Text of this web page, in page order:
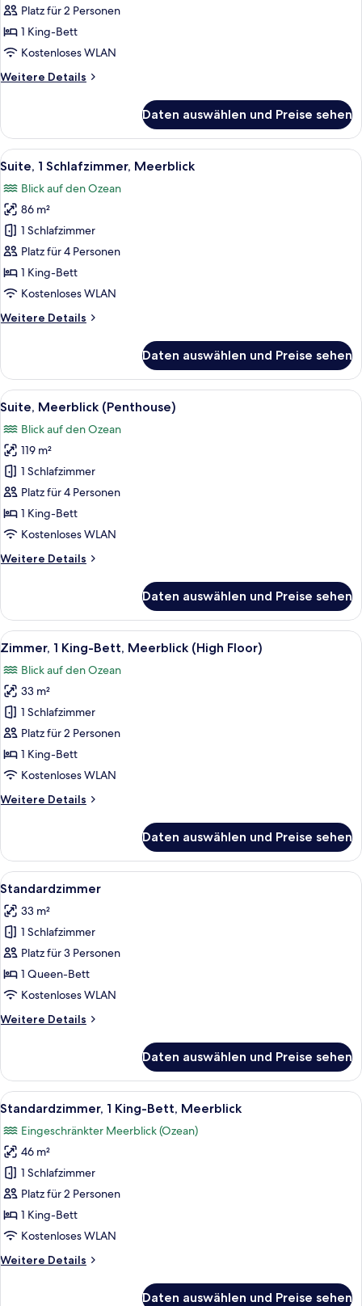
1 King-
Bett
anzeigen
Platz für 2 Personen
1 King-Bett
Kostenloses WLAN
Weitere Details
Weitere
1 King-
Bett
Daten auswählen und Preise sehen
Alle
Fotos
für
Suite,
Schlafzimmer,
Meerblick
anzeigen
Ein modernes Hotelzimmer mit
5
Suite, 1 Schlafzimmer, Meerblick
Blick auf den Ozean
86 m²
1 Schlafzimmer
Platz für 4 Personen
1 King-Bett
Kostenloses WLAN
Weitere Details
Weitere
1
Schlafzimmer,
Meerblick
Daten auswählen und Preise sehen
Alle
Fotos
für
Suite,
Meerblick
(Penthouse)
anzeigen
Ein modernes Hotelzimmer mit Blick
8
Suite, Meerblick (Penthouse)
Blick auf den Ozean
119 m²
1 Schlafzimmer
Platz für 4 Personen
1 King-Bett
Kostenloses WLAN
Weitere Details
Weitere
Meerblick
(Penthouse)
Daten auswählen und Preise sehen
Alle
Fotos
für
Zimmer,
1 King-
Bett,
Meerblick
(High
anzeigen
Ein Hotelzimmer mit einem Bett,
5
Zimmer, 1 King-Bett, Meerblick (High Floor)
Blick auf den Ozean
33 m²
1 Schlafzimmer
Platz für 2 Personen
1 King-Bett
Kostenloses WLAN
Weitere Details
Weitere
1 King-
Bett,
Meerblick
Floor)
Daten auswählen und Preise sehen
Alle
Fotos
für
Standardzimmer
anzeigen
Ein Hotelzimmer mit einem großen
4
Standardzimmer
33 m²
1 Schlafzimmer
Platz für 3 Personen
1 Queen-Bett
Kostenloses WLAN
Weitere Details
Weitere
Daten auswählen und Preise sehen
Alle
Fotos
für
Standardzimmer,
1 King-
Bett,
Meerblick
anzeigen
Ein Hotelzimmer mit einem großen
5
Standardzimmer, 1 King-Bett, Meerblick
Eingeschränkter Meerblick (Ozean)
46 m²
1 Schlafzimmer
Platz für 2 Personen
1 King-Bett
Kostenloses WLAN
Weitere Details
Weitere
Daten auswählen und Preise sehen